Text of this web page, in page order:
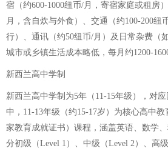
宿（约600-1000纽币/月，寄宿家庭或租房
月，含自炊与外食）、交通（约100-200纽
行）、通讯（约50纽币/月）及日常杂费（
城市或乡镇生活成本略低，每月约1200-
新西兰高中学制
新西兰高中学制为5年（11-15年级），对
中，11-13年级（约15-17岁）为核心高中
家教育成就证书）课程，涵盖英语、数学
分初级（Level 1）、中级（Level 2）、高